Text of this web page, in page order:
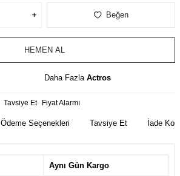
Beğen
HEMEN AL
Daha Fazla Actros
Tavsiye Et Fiyat Alarmı
Ödeme Seçenekleri Tavsiye Et İade
Aynı Gün Kargo